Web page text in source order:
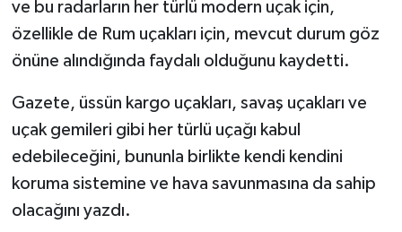
ve bu radarların her türlü modern uçak için,
özellikle de Rum uçakları için, mevcut durum göz
önüne alındığında faydalı olduğunu kaydetti.
Gazete, üssün kargo uçakları, savaş uçakları ve
uçak gemileri gibi her türlü uçağı kabul
edebileceğini, bununla birlikte kendi kendini
koruma sistemine ve hava savunmasına da sahip
olacağını yazdı.